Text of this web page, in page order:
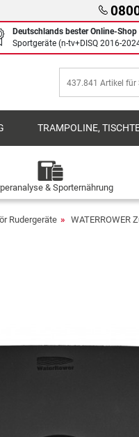
Deutschlands bester Online-Shop
Sportgeräte (n-tv+DISQ 2016-
TRAMPOLINE,
& Sporternährung
Rudergeräte WATERROWER